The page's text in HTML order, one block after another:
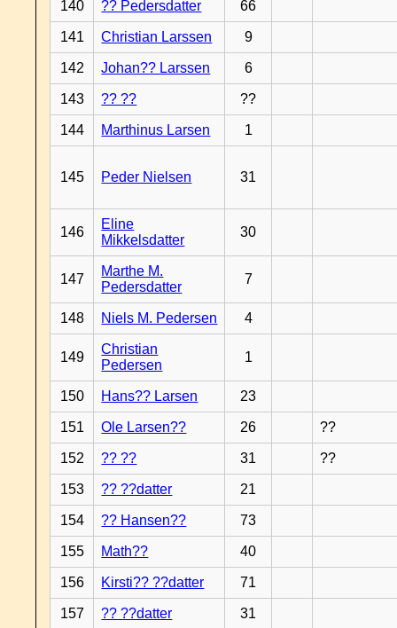
140 ?? Pedersdatter 66
141 Christian Larssen 9
142 Johan?? Larssen 6
143 ?? ?? ??
144 Marthinus Larsen 1
145 Peder Nielsen 31
146
Eline
Mikkelsdatter
30
147
Marthe M.
Pedersdatter
7
148 Niels M. Pedersen 4
149
Christian
Pedersen
1
150 Hans?? Larsen 23
151 Ole Larsen?? 26 ??
152 ?? ?? 31 ??
153 ?? ??datter 21
154 ?? Hansen?? 73
155 Math?? 40
156 Kirsti?? ??datter 71
157 ?? ??datter 31